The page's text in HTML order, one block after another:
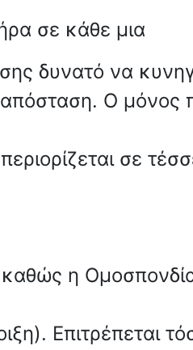
σε κάθε μια
δυνατό να
Ο μόνος
σε
η
Επιτρέπεται